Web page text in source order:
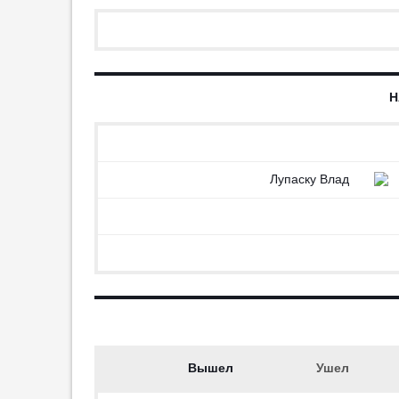
21:29
2
Лупаску Влад
Вышел Ушел